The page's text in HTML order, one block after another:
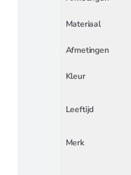
Materiaal
Afmetingen
Kleur
Leeftijd
Merk